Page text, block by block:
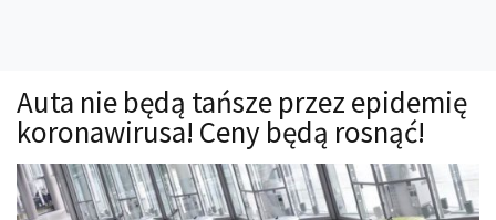
Technika jazdy
Oświetlenie
Kalkulatory
Auta nie będą tańsze przez epidemię
koronawirusa! Ceny będą rosnąć!